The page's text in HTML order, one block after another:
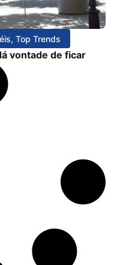
, Top Trends
vontade de ficar